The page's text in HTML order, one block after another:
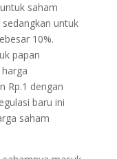
saham
sedangkan untuk
10%.
papan
harga
Rp.1 dengan
baru ini
saham